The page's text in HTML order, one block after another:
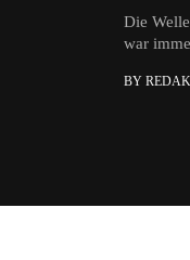
Die
war
BY